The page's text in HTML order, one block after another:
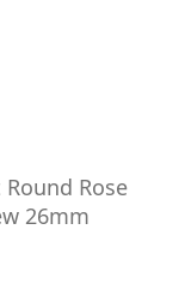
Rose
26mm